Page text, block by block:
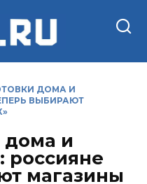
ДОМА И
ВЫБИРАЮТ
дома и
россияне
магазины